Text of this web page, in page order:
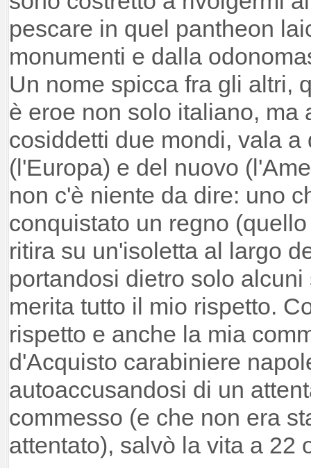
pescare in quel pantheon
monumenti e dalla
Un nome spicca fra gli altri,
è eroe non solo italiano, ma
cosiddetti due mondi, vala a
(l'Europa) e del nuovo
non c'è niente da dire: uno
conquistato un regno
ritira su un'isoletta al largo
portandosi dietro solo
merita tutto il mio rispetto.
rispetto e anche la mia
d'Acquisto carabiniere
autoaccusandosi di un
commesso (e che non era
attentato), salvò la vita a 22